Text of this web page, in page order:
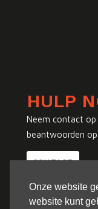
Onze website
website kunt
HULP
Neem contact
beantwoorden op
CONTACT